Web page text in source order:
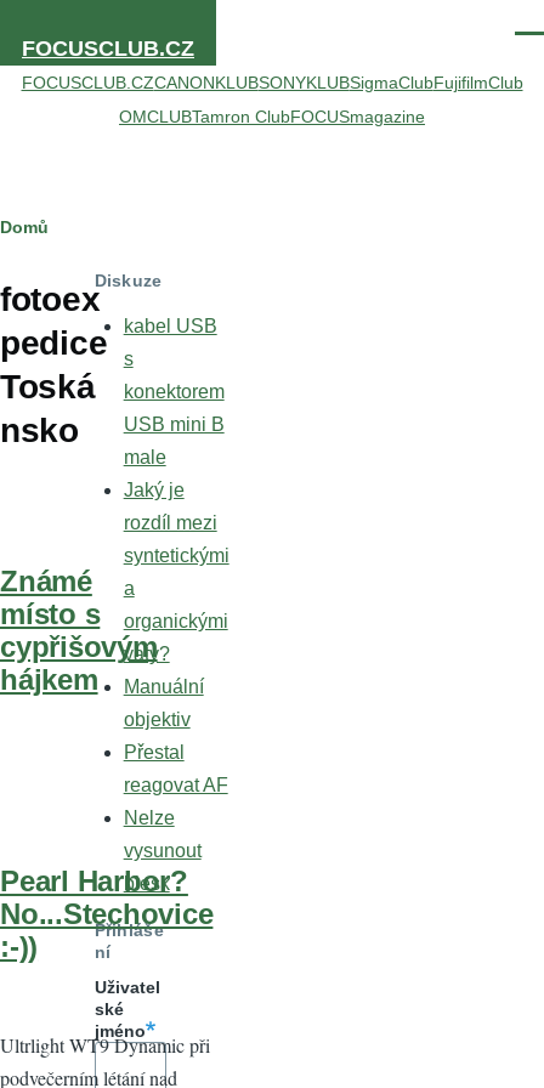
FOCUSCLUB.CZ
FOCUSCLUB.CZCANONKLUBSONYKLUBSigmaClubFujifilmClub
OMCLUBTamron ClubFOCUSmagazine
Drobečková
navigace
Domů
fotoex
pedice
Toská
nsko
Známé
místo s
cypřišovým
hájkem
Pearl Harbor?
No...Stechovice
:-))
Ultrlight WT9 Dynamic při
podvečerním létání nad
Diskuze
kabel USB
s
konektorem
USB mini B
male
Jaký je
rozdíl mezi
syntetickými
a
organickými
vaty?
Manuální
objektiv
Přestal
reagovat AF
Nelze
vysunout
blesk
Přihláše
ní
Uživatel
ské
jméno